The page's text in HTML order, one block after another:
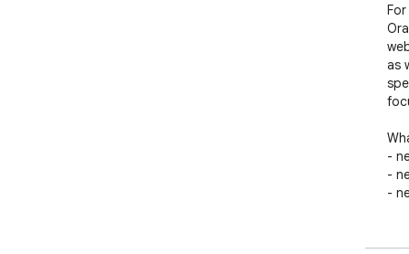
as
-
-
-